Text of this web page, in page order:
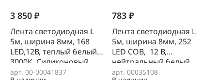
3 850 ₽
Лента светодиодная L
5м, ширина 8мм, 168
LED,12В, теплый белый
3000К, Силиконовый
корпус, без точек
арт. 00-00041837
783 ₽
Лента светодиодная L
5м, ширина 8мм, 252
LED COB, 12 В,
нейтральный белый
4000К
арт. 00035108